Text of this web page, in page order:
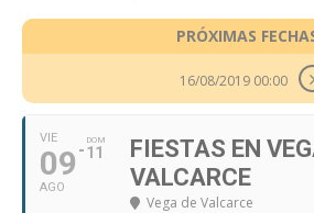
PRÓXIMAS
16/08/2019 00:00
VIE
09
AGO
DOM
11
FIESTAS EN
VALCARCE
Vega de Valcarce